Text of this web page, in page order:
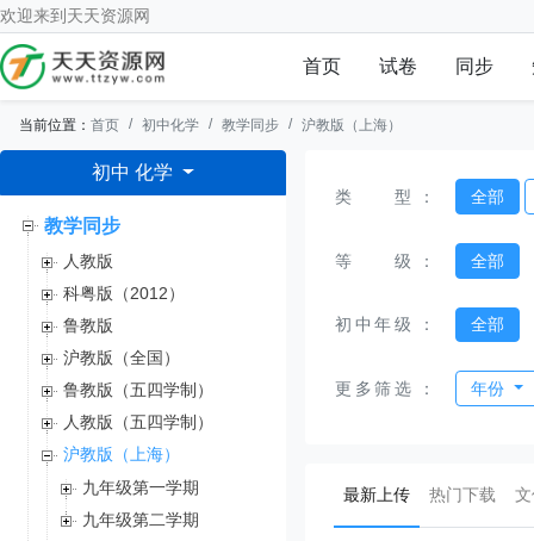
欢迎来到 天天资源网
首页 试卷 同步
当前位置： 首页 初中化学 教学同步 沪教版（上海）
初中 化学
教学同步
人教版
科粤版（2012）
鲁教版
沪教版（全国）
鲁教版（五四学制）
人教版（五四学制）
沪教版（上海）
九年级第一学期
九年级第二学期
类型 ： 全部
等级 ： 全部
初中年级 ： 全部
更多筛选 ： 年份
最新上传(current)
热门下载